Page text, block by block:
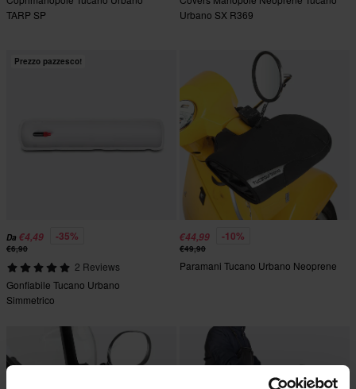
TARP SP
Urbano SX R369
Prezzo pazzesco!
Da €4,49 -35%
€6,90
2 Reviews
Gonfiabile Tucano Urbano
Simmetrico
€44,99 -10%
€49,90
Paramani Tucano Urbano Neoprene